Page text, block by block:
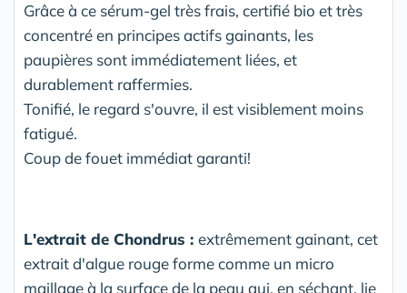
Grâce à ce sérum-gel très frais, certifié bio et très
concentré en principes actifs gainants, les
paupières sont immédiatement liées, et
durablement raffermies.
Tonifié, le regard s'ouvre, il est visiblement moins
fatigué.
Coup de fouet immédiat garanti!
L'extrait de Chondrus : extrêmement gainant, cet
extrait d'algue rouge forme comme un micro
maillage à la surface de la peau qui, en séchant, lie